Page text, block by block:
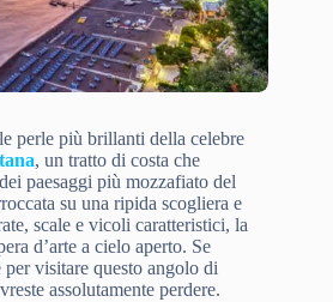
perle più brillanti della celebre
, un tratto di costa che
paesaggi più mozzafiato del
su una ripida scogliera e
scale e vicoli caratteristici, la
d’arte a cielo aperto. Se
visitare questo angolo di
assolutamente perdere.